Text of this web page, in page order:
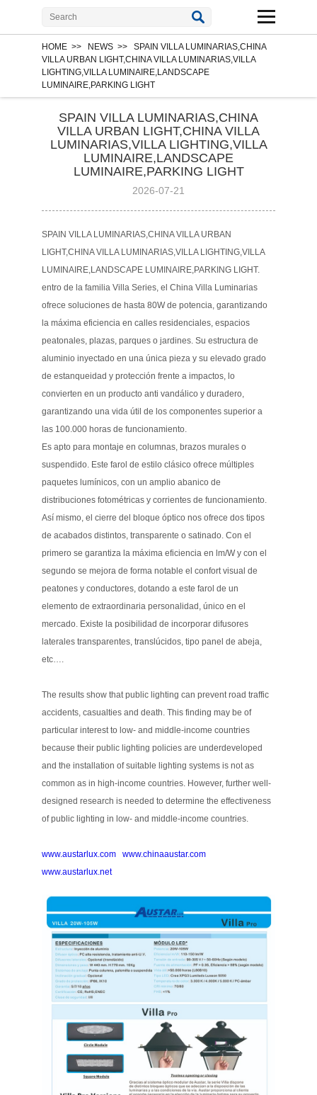
HOME >> NEWS >> SPAIN VILLA LUMINARIAS,CHINA
VILLA URBAN LIGHT,CHINA VILLA LUMINARIAS,VILLA
LIGHTING,VILLA LUMINAIRE,LANDSCAPE
LUMINAIRE,PARKING LIGHT
SPAIN VILLA LUMINARIAS,CHINA
VILLA URBAN LIGHT,CHINA VILLA
LUMINARIAS,VILLA LIGHTING,VILLA
LUMINAIRE,LANDSCAPE
LUMINAIRE,PARKING LIGHT
2026-07-21
SPAIN VILLA LUMINARIAS,CHINA VILLA URBAN
LIGHT,CHINA VILLA LUMINARIAS,VILLA LIGHTING,VILLA
LUMINAIRE,LANDSCAPE LUMINAIRE,PARKING LIGHT.
entro de la familia Villa Series, el China Villa Luminarias
ofrece soluciones de hasta 80W de potencia, garantizando
la máxima eficiencia en calles residenciales, espacios
peatonales, plazas, parques o jardines. Su estructura de
aluminio inyectado en una única pieza y su elevado grado
de estanqueidad y protección frente a impactos, lo
convierten en un producto anti vandálico y duradero,
garantizando una vida útil de los componentes superior a
las 100.000 horas de funcionamiento.
Es apto para montaje en columnas, brazos murales o
suspendido. Este farol de estilo clásico ofrece múltiples
paquetes lumínicos, con un amplio abanico de
distribuciones fotométricas y corrientes de funcionamiento.
Así mismo, el cierre del bloque óptico nos ofrece dos tipos
de acabados distintos, transparente o satinado. Con el
primero se garantiza la máxima eficiencia en lm/W y con el
segundo se mejora de forma notable el confort visual de
peatones y conductores, dotando a este farol de un
elemento de extraordinaria personalidad, único en el
mercado. Existe la posibilidad de incorporar difusores
laterales transparentes, translúcidos, tipo panel de abeja,
etc….
The results show that public lighting can prevent road traffic
accidents, casualties and death. This finding may be of
particular interest to low- and middle-income countries
because their public lighting policies are underdeveloped
and the installation of suitable lighting systems is not as
common as in high-income countries. However, further well-
designed research is needed to determine the effectiveness
of public lighting in low- and middle-income countries.
www.austarlux.com
www.chinaaustar.com
www.austarlux.net